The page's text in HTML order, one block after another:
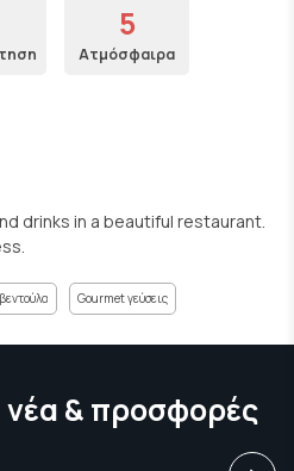
5
Ατμόσφαιρα
drinks in a beautiful restaurant.
Gourmet γεύσεις
νέα & προσφορές